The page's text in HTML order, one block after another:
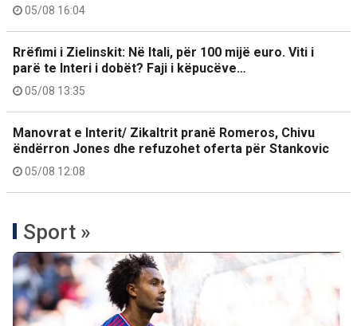
05/08 16:04
Rrëfimi i Zielinskit: Në Itali, për 100 mijë euro. Viti i
parë te Interi i dobët? Faji i këpucëve…
05/08 13:35
Manovrat e Interit/ Zikaltrit pranë Romeros, Chivu
ëndërron Jones dhe refuzohet oferta për Stankovic
05/08 12:08
Sport »